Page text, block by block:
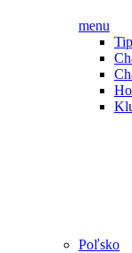
menu
Poľsko